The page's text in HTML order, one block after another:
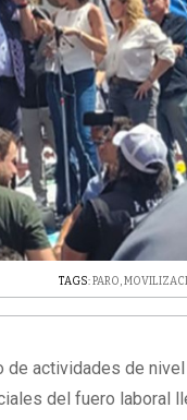
TAGS:PARO,
actividades de
del fuero laboral